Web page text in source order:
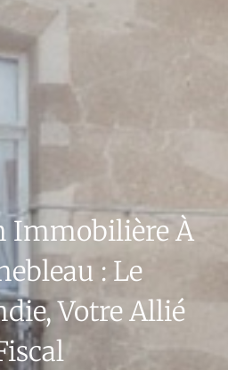
Immobilière À
: Le
Votre Allié